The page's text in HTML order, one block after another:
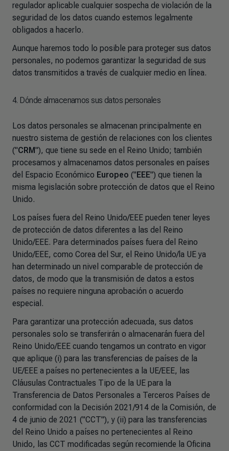
regulador aplicable cualquier sospecha de violación de la
seguridad de los datos cuando estemos legalmente
obligados a hacerlo.
Aunque haremos todo lo posible para proteger sus datos
personales, no podemos garantizar la seguridad de sus
datos transmitidos a través de cualquier medio en línea.
4. Dónde almacenamos sus datos personales
Los datos personales se almacenan principalmente en
nuestro sistema de gestión de relaciones con los clientes
("CRM"), que tiene su sede en el Reino Unido; también
procesamos y almacenamos datos personales en países
del Espacio Económico Europeo ("EEE") que tienen la
misma legislación sobre protección de datos que el Reino
Unido.
Los países fuera del Reino Unido/EEE pueden tener leyes
de protección de datos diferentes a las del Reino
Unido/EEE. Para determinados países fuera del Reino
Unido/EEE, como Corea del Sur, el Reino Unido/la UE ya
han determinado un nivel comparable de protección de
datos, de modo que la transmisión de datos a estos
países no requiere ninguna aprobación o acuerdo
especial.
Para garantizar una protección adecuada, sus datos
personales solo se transferirán o almacenarán fuera del
Reino Unido/EEE cuando tengamos un contrato en vigor
que aplique (i) para las transferencias de países de la
UE/EEE a países no pertenecientes a la UE/EEE, las
Cláusulas Contractuales Tipo de la UE para la
Transferencia de Datos Personales a Terceros Países de
conformidad con la Decisión 2021/914 de la Comisión, de
4 de junio de 2021 ("CCT"), y (ii) para las transferencias
del Reino Unido a países no pertenecientes al Reino
Unido, las CCT modificadas según recomiende la Oficina